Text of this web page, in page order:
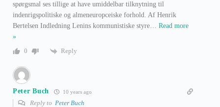
spørgsmal ses tillige at have umiddelbar tilknytning til
indenrigspolitiske og almeneuropceiske forhold. Af Henrik
Bertelsen Indledning Lenins kommunistiske styre
Read more
»
0
Reply
Peter Buch 10 years ago
Reply to Peter Buch